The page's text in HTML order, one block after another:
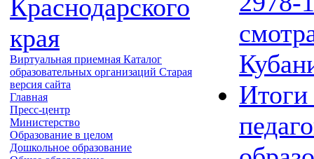
Краснодарского
края
Виртуальная приемная Каталог
образовательных организаций Старая
версия сайта
Главная
Пресс-центр
Министерство
Образование в целом
Дошкольное образование
Итоги